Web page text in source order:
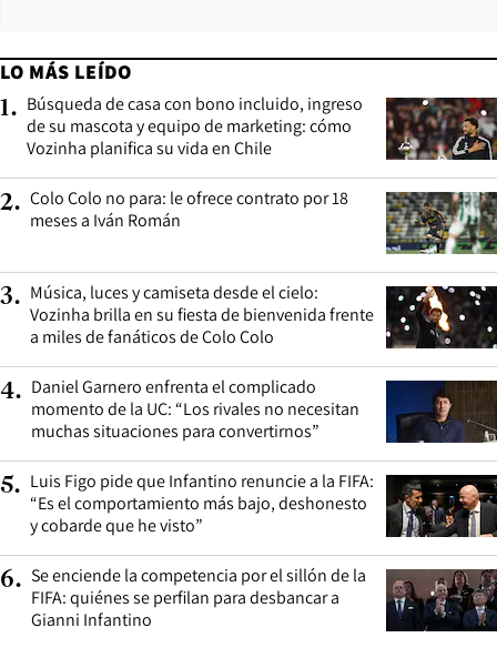
LO MÁS LEÍDO
1. Búsqueda de casa con bono incluido, ingreso
de su mascota y equipo de marketing: cómo
Vozinha planifica su vida en Chile
2. Colo Colo no para: le ofrece contrato por 18
meses a Iván Román
3. Música, luces y camiseta desde el cielo:
Vozinha brilla en su fiesta de bienvenida frente
a miles de fanáticos de Colo Colo
4. Daniel Garnero enfrenta el complicado
momento de la UC: “Los rivales no necesitan
muchas situaciones para convertirnos”
5. Luis Figo pide que Infantino renuncie a la FIFA:
“Es el comportamiento más bajo, deshonesto
y cobarde que he visto”
6. Se enciende la competencia por el sillón de la
FIFA: quiénes se perfilan para desbancar a
Gianni Infantino